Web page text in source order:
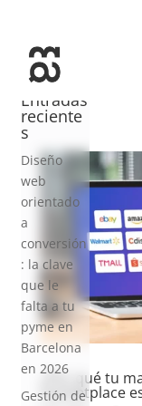
¿Por qué tu
marketplace
Entradas
reciente
s
Diseño
web
orientado
a
conversión
: la clave
que le
falta a tu
pyme en
Barcelona
en 2026
Gestión de